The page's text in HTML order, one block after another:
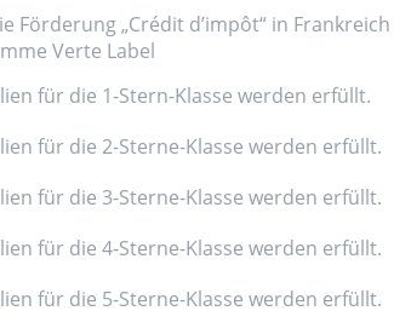
Förderung „Crédit d’impôt“ in
Verte Label
für die 1-Stern-Klasse werden erfüllt.
für die 2-Sterne-Klasse werden erfüllt.
für die 3-Sterne-Klasse werden erfüllt.
für die 4-Sterne-Klasse werden erfüllt.
für die 5-Sterne-Klasse werden erfüllt.